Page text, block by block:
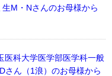
M・Nさんのお母様から
医科大学医学部医学科一般
さん（1浪）のお母様から